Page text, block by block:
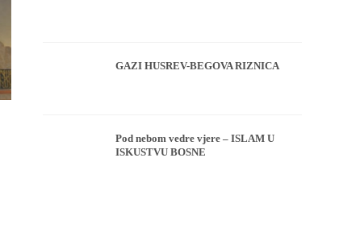
Bajramska džuma Ne praviti od
GAZI HUSREV-BEGOVA RIZNICA
Pod nebom vedre vjere – ISLAM U
ISKUSTVU BOSNE